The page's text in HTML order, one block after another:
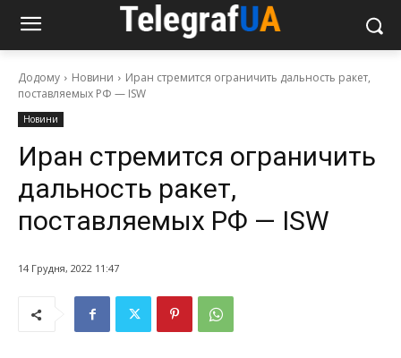
Додому Новини
Иран стремится ограничить дальность ракет,
поставляемых РФ — ISW
Новини
Иран стремится ограничить
дальность ракет,
поставляемых РФ — ISW
14 Грудня, 2022 11:47